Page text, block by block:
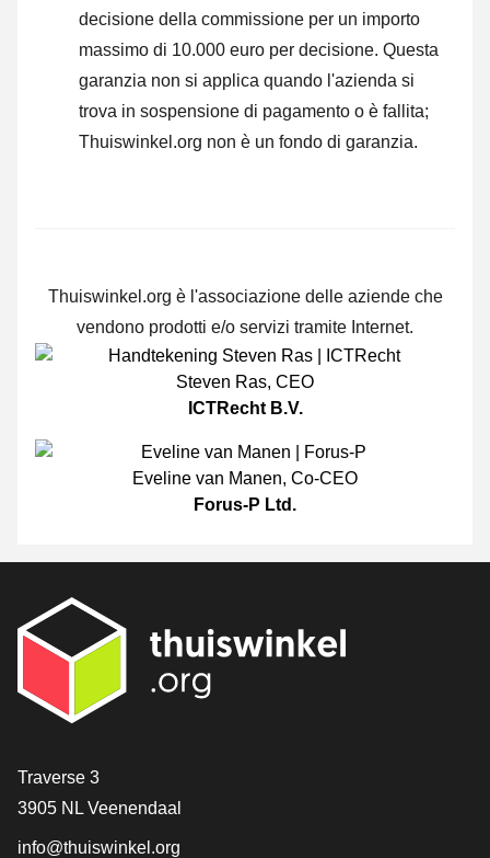
decisione della commissione per un importo
massimo di 10.000 euro per decisione. Questa
garanzia non si applica quando l'azienda si
trova in sospensione di pagamento o è fallita;
Thuiswinkel.org non è un fondo di garanzia.
Thuiswinkel.org è l'associazione delle aziende che
vendono prodotti e/o servizi tramite Internet.
Steven Ras, CEO
ICTRecht B.V.
Eveline van Manen, Co-CEO
Forus-P Ltd.
[_General:Contact]
Traverse 3
3905 NL Veenendaal
info@thuiswinkel.org